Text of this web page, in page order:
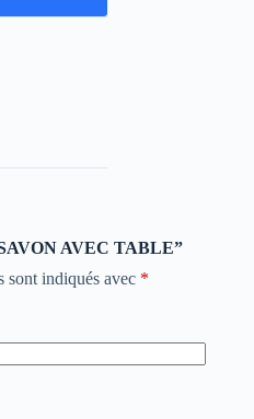
AVEC TABLE”
sont indiqués avec *